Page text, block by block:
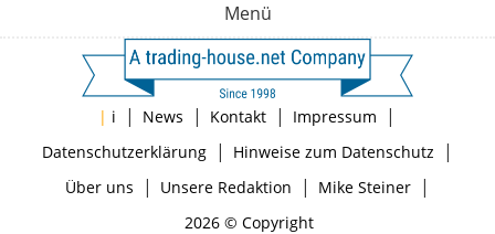
Menü
| i | News | Kontakt | Impressum |
Datenschutzerklärung| Hinweise zum Datenschutz |
Über uns | Unsere Redaktion | Mike Steiner|
2026 © Copyright